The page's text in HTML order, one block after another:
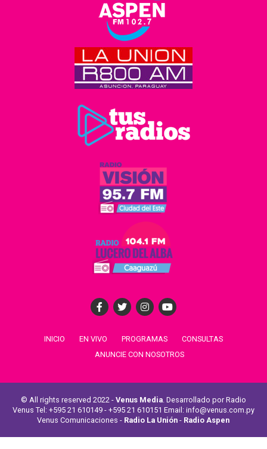
INICIO EN VIVO PROGRAMAS
CONSULTAS
ANUNCIE CON NOSOTROS
© All rights reserved 2022 - Venus Media. Desarrollado por Radio
Venus Tel: +595 21 610149 - +595 21 610151 Email: info@venus.com.py
Venus Comunicaciones - Radio La Unión - Radio Aspen